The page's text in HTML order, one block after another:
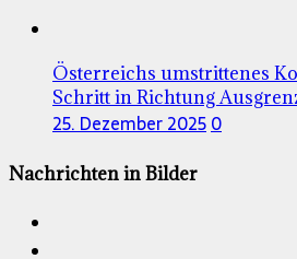
Österreichs umstrittenes
Schritt in Richtung
25. Dezember 20250
Nachrichten in Bilder